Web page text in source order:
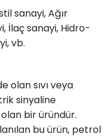
sanayi, Ağır
İlaç sanayi, Hidro-
vb.
olan sıvı veya
sinyaline
bir üründür.
bu ürün, petrol